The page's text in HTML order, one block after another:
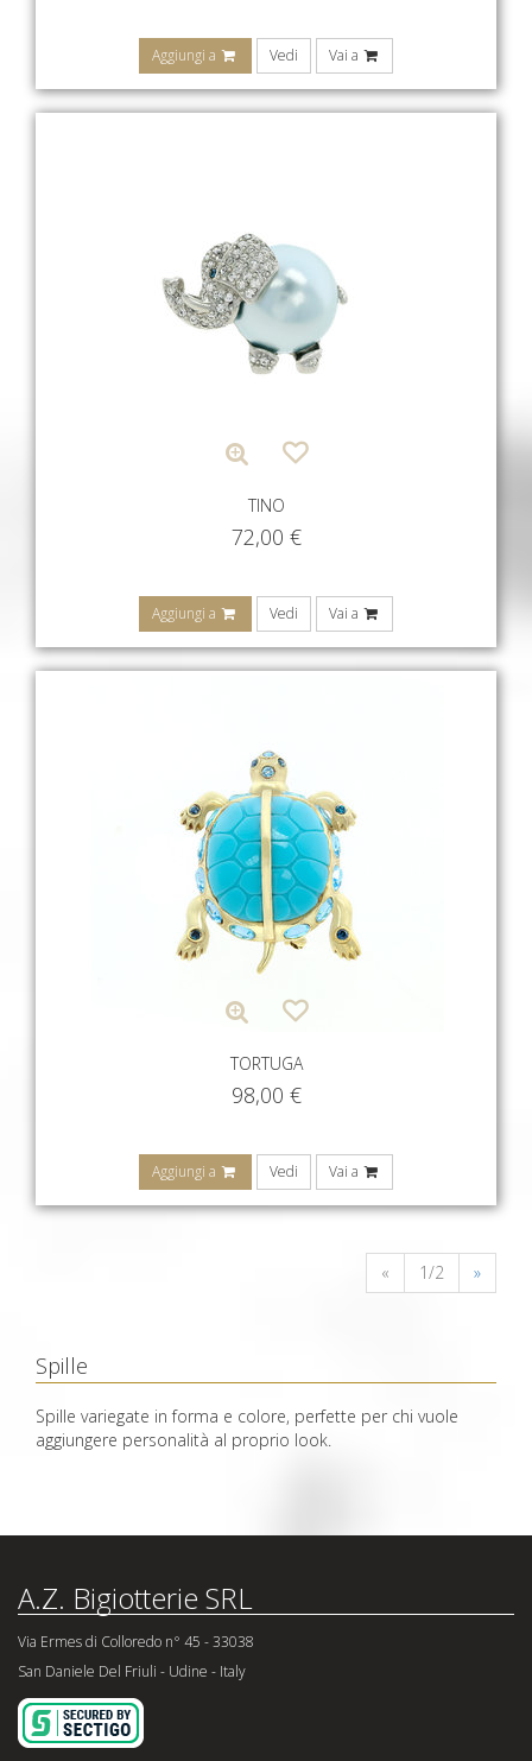
Aggiungi a Vedi Vai a
TINO
72,00 €
Aggiungi a Vedi Vai a
TORTUGA
98,00 €
Aggiungi a Vedi Vai a
« 1/2 »
Spille
Spille variegate in forma e colore, perfette per chi vuole
aggiungere personalità al proprio look.
A.Z. Bigiotterie SRL
Via Ermes di Colloredo n° 45 - 33038
San Daniele Del Friuli - Udine - Italy